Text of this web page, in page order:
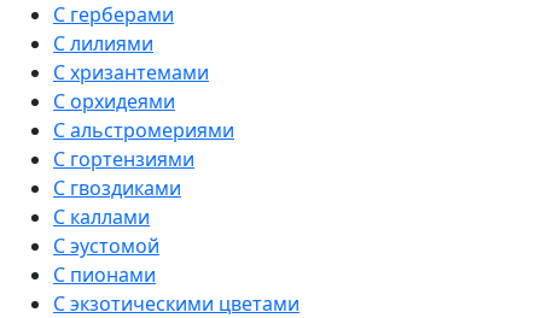
С герберами
С лилиями
С хризантемами
С орхидеями
С альстромериями
С гортензиями
С гвоздиками
С каллами
С эустомой
С пионами
С экзотическими цветами